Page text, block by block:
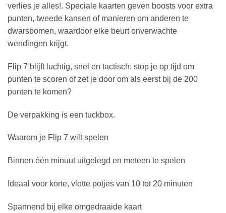
verlies je alles!. Speciale kaarten geven boosts voor extra
punten, tweede kansen of manieren om anderen te
dwarsbomen, waardoor elke beurt onverwachte
wendingen krijgt.
Flip 7 blijft luchtig, snel en tactisch: stop je op tijd om
punten te scoren of zet je door om als eerst bij de 200
punten te komen?
De verpakking is een tuckbox.
Waarom je Flip 7 wilt spelen
Binnen één minuut uitgelegd en meteen te spelen
Ideaal voor korte, vlotte potjes van 10 tot 20 minuten
Spannend bij elke omgedraaide kaart